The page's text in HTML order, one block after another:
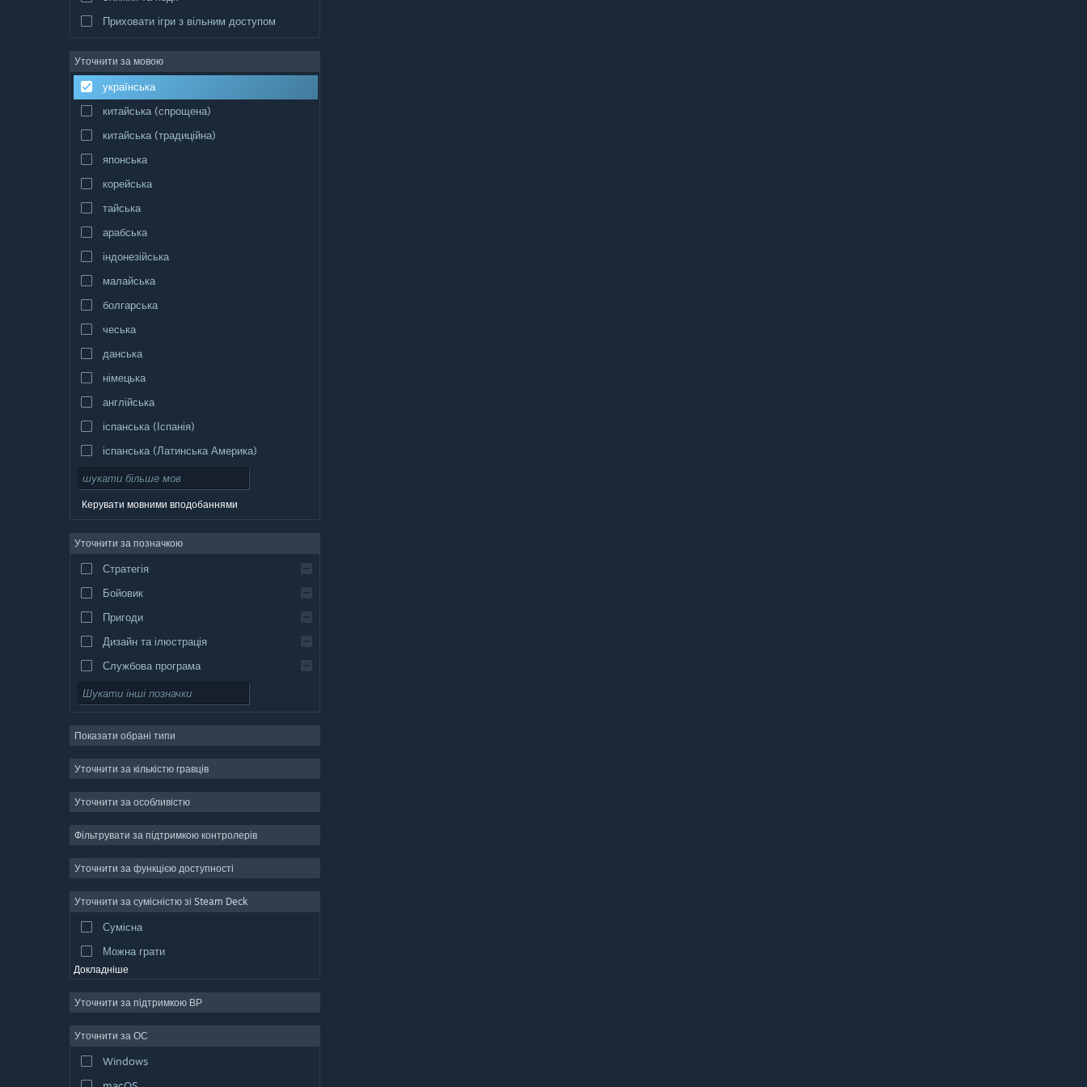
Приховати ігри з вільним доступом
Уточнити за мовою
українська
китайська (спрощена)
китайська (традиційна)
японська
корейська
тайська
арабська
індонезійська
малайська
болгарська
чеська
данська
німецька
англійська
іспанська (Іспанія)
іспанська (Латинська Америка)
Керувати мовними вподобаннями
Уточнити за позначкою
Стратегія
Бойовик
Пригоди
Дизайн та ілюстрація
Службова програма
Вільний доступ
Масова багатокористувацька
Симулятор
Створення відео
Обробка фотографій
Показати обрані типи
Уточнити за кількістю гравців
Уточнити за особливістю
Фільтрувати за підтримкою контролерів
Уточнити за функцією доступності
Уточнити за сумісністю зі Steam Deck
Сумісна
Можна грати
Докладніше
Уточнити за підтримкою ВР
Уточнити за ОС
Windows